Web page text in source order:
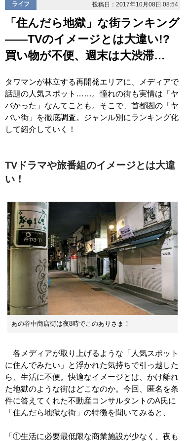
ライフ
投稿日：2017年10月08日 08:54
「住んだら地獄」な街ランキング
――TVのイメージとは大違い!?
買い物が不便、週末は大渋滞…
タワマンが林立する再開発エリアに、メディアで
話題の人気スポット……。憧れの街も実情は「ヤ
バかった」なんてことも。そこで、首都圏の「ヤ
バい街」を徹底調査。ジャンル別にランキング化
して紹介していく！
TVドラマや旅番組のイメージとは大違
い！
あの谷中商店街は夜8時でこのありさま！
各メディアが取り上げるような「人気スポット
に住んでみたい」と浮かれた気持ちで引っ越した
ら、生活に不便。快適なイメージとは、かけ離れ
た地獄のような街はどこなのか。今回、匿名を条
件に答えてくれた不動産コンサルタントのA氏に
「住んだら地獄な街」の特徴を聞いてみると、
「①生活に必要最低限な商業施設が少なく、夜も